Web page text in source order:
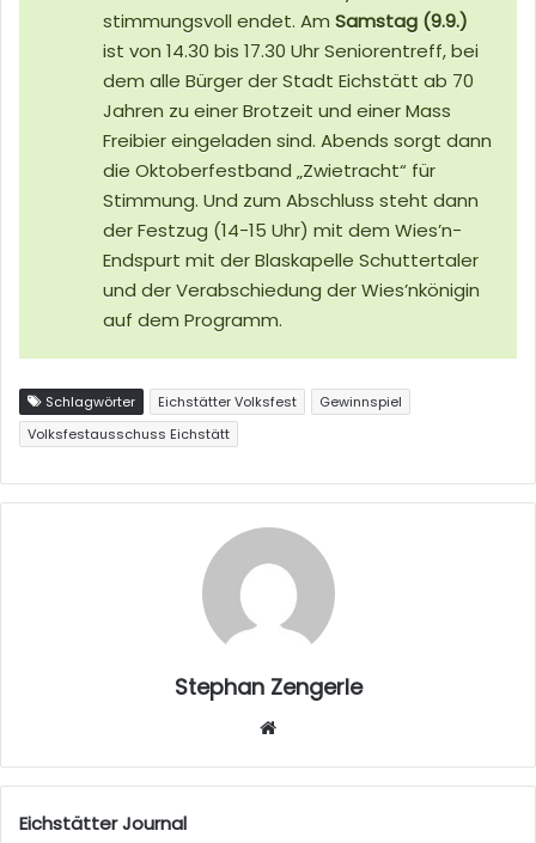
stimmungsvoll endet. Am Samstag (9.9.)
ist von 14.30 bis 17.30 Uhr Seniorentreff, bei
dem alle Bürger der Stadt Eichstätt ab 70
Jahren zu einer Brotzeit und einer Mass
Freibier eingeladen sind. Abends sorgt dann
die Oktoberfestband „Zwietracht“ für
Stimmung. Und zum Abschluss steht dann
der Festzug (14-15 Uhr) mit dem Wies’n-
Endspurt mit der Blaskapelle Schuttertaler
und der Verabschiedung der Wies’nkönigin
auf dem Programm.
Schlagwörter Eichstätter Volksfest
Gewinnspiel
Volksfestausschuss Eichstätt
Stephan Zengerle
sei
Eichstätter Journal